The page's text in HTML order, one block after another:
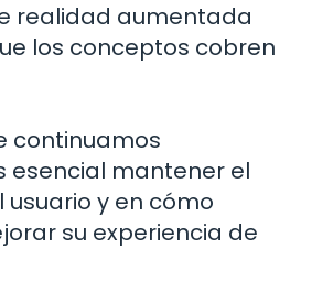
realidad aumentada
los conceptos cobren
continuamos
esencial mantener el
usuario y en cómo
su experiencia de